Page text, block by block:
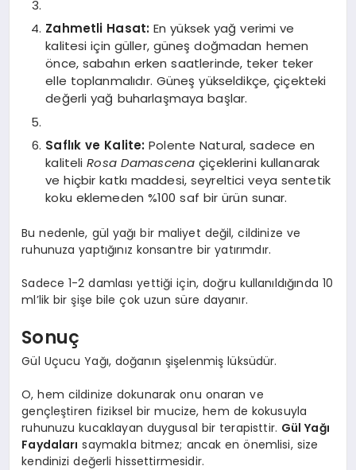
Zahmetli Hasat: En yüksek yağ verimi ve
kalitesi için güller, güneş doğmadan hemen
önce, sabahın erken saatlerinde, teker teker
elle toplanmalıdır. Güneş yükseldikçe, çiçekteki
değerli yağ buharlaşmaya başlar.
Saflık ve Kalite: Polente Natural, sadece en
kaliteliRosa Damascena çiçeklerini kullanarak
ve hiçbir katkı maddesi, seyreltici veya sentetik
koku eklemeden %100 saf bir ürün sunar.
Bu nedenle, gül yağı bir maliyet değil, cildinize ve
ruhunuza yaptığınız konsantre bir yatırımdır.
Sadece 1-2 damlası yettiği için, doğru kullanıldığında 10
ml’lik bir şişe bile çok uzun süre dayanır.
Sonuç
Gül Uçucu Yağı, doğanın şişelenmiş lüksüdür.
O, hem cildinize dokunarak onu onaran ve
gençleştiren fiziksel bir mucize, hem de kokusuyla
ruhunuzu kucaklayan duygusal bir terapisttir. Gül Yağı
Faydaları saymakla bitmez; ancak en önemlisi, size
kendinizi değerli hissettirmesidir.